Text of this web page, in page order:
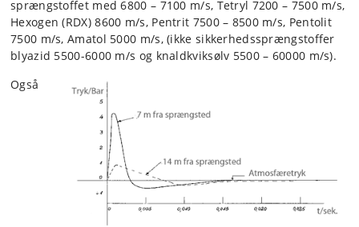
sprængstoffet med 6800 – 7100 m/s, Tetryl 7200 – 7500 m/s,
Hexogen (RDX) 8600 m/s, Pentrit 7500 – 8500 m/s, Pentolit
7500 m/s, Amatol 5000 m/s, (ikke sikkerhedssprængstoffer
blyazid 5500-6000 m/s og knaldkviksølv 5500 – 60000 m/s).
Også